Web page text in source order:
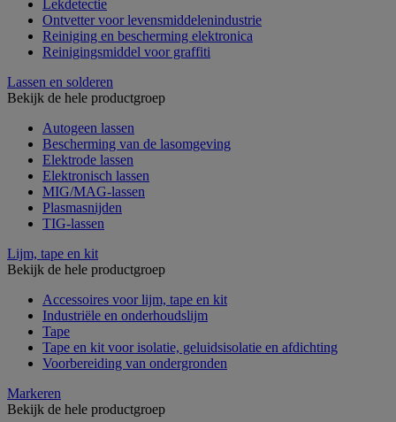
Lekdetectie
Ontvetter voor levensmiddelenindustrie
Reiniging en bescherming elektronica
Reinigingsmiddel voor graffiti
Lassen en solderen
Bekijk de hele productgroep
Autogeen lassen
Bescherming van de lasomgeving
Elektrode lassen
Elektronisch lassen
MIG/MAG-lassen
Plasmasnijden
TIG-lassen
Lijm, tape en kit
Bekijk de hele productgroep
Accessoires voor lijm, tape en kit
Industriële en onderhoudslijm
Tape
Tape en kit voor isolatie, geluidsisolatie en afdichting
Voorbereiding van ondergronden
Markeren
Bekijk de hele productgroep